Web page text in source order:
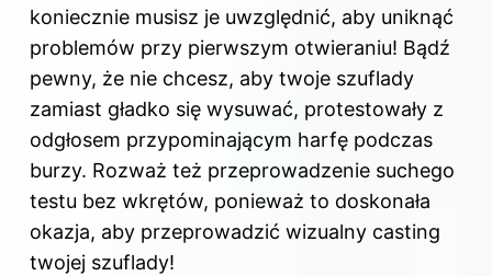
koniecznie musisz je uwzględnić, aby uniknąć
problemów przy pierwszym otwieraniu! Bądź
pewny, że nie chcesz, aby twoje szuflady
zamiast gładko się wysuwać, protestowały z
odgłosem przypominającym harfę podczas
burzy. Rozważ też przeprowadzenie suchego
testu bez wkrętów, ponieważ to doskonała
okazja, aby przeprowadzić wizualny casting
twojej szuflady!